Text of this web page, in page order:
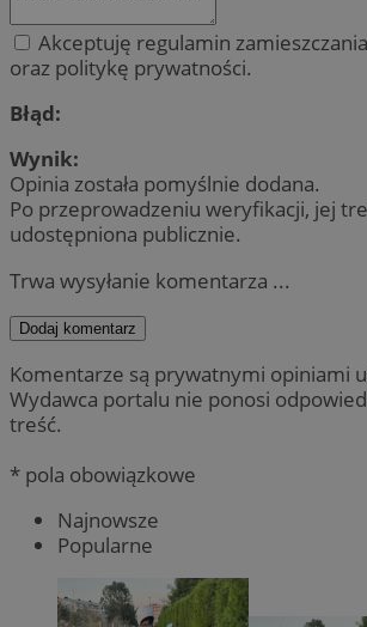
Akceptuję regulamin
oraz politykę prywatności.
Błąd:
Wynik:
Opinia została pomyślnie dodana.
Po przeprowadzeniu weryfikacji, jej
udostępniona publicznie.
Trwa wysyłanie komentarza ...
Dodaj komentarz
Komentarze są prywatnymi opiniami
Wydawca portalu nie ponosi
treść.
* pola obowiązkowe
Najnowsze
Popularne